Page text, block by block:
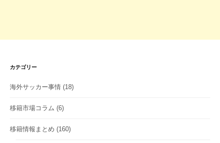
カテゴリー
海外サッカー事情 (18)
移籍市場コラム (6)
移籍情報まとめ (160)